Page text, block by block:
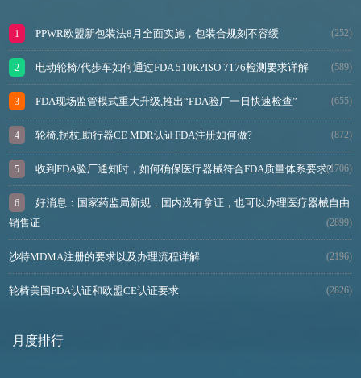
PPWR欧盟新包装法8月全面实施，包装合规刻不容缓 (252)
电动轮椅/代步车如何通过FDA 510K?ISO 7176检测要求详解 (589)
FDA现场监管模式重大升级,推出“FDA验厂一日快速检查” (655)
轮椅,拐杖,助行器CE MDR认证FDA注册如何做? (872)
收到FDA验厂通知时，如何确保医疗器械符合FDA质量体系要求?(1706)
好消息：国家药监局新规，国内没有拿证，也可以办理医疗器械自由
销售证
(2899)
沙特MDMA注册的要求以及办理流程详解 (2196)
轮椅美国FDA认证和欧盟CE认证要求 (2826)
月度排行